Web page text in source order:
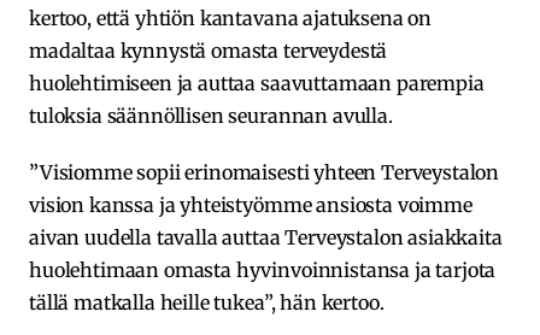
kertoo, että yhtiön kantavana ajatuksena on
madaltaa kynnystä omasta terveydestä
huolehtimiseen ja auttaa saavuttamaan parempia
tuloksia säännöllisen seurannan avulla.
”Visiomme sopii erinomaisesti yhteen Terveystalon
vision kanssa ja yhteistyömme ansiosta voimme
aivan uudella tavalla auttaa Terveystalon asiakkaita
huolehtimaan omasta hyvinvoinnistansa ja tarjota
tällä matkalla heille tukea”, hän kertoo.